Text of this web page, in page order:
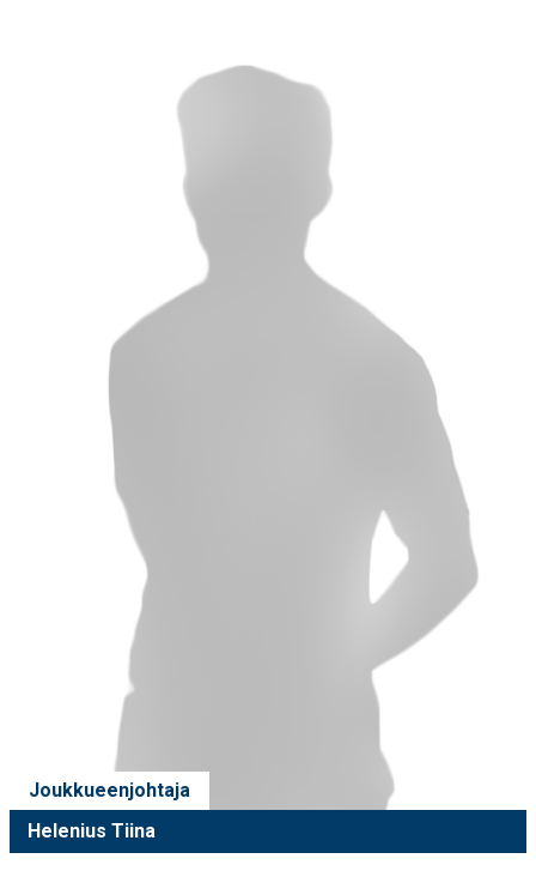
Joukkueenjohtaja
Helenius Tiina